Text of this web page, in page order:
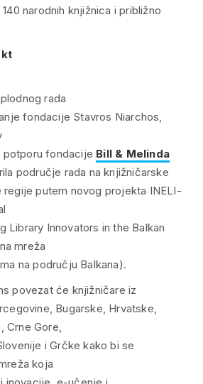
narodnih knjižnica i približno
rada
fondacije Stavros Niarchos,
potporu fondacije Bill & Melinda
područje rada na knjižničarske
regije putem novog projekta INELI-
Library Innovators in the Balkan
mreža
na području Balkana).
povezat će knjižničare iz
Bugarske, Hrvatske,
Crne Gore,
i Grčke kako bi se
koja